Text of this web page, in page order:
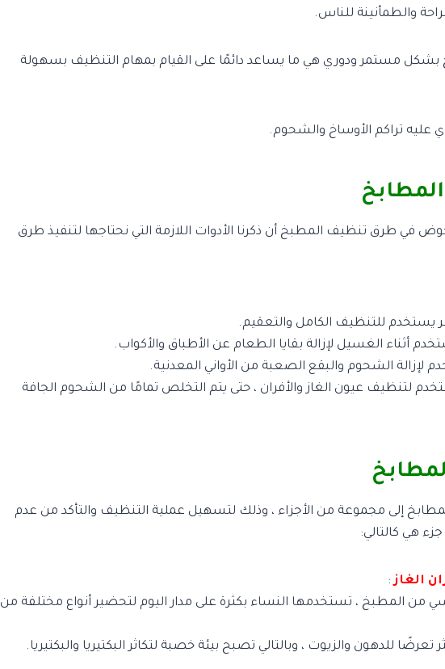
والطمأنينة للناس.
مستمر ودوري هي ما يساعد دائمًا على القيام بمهام التنظيف بسهولة
عليه تراكم الأوساخ والشحوم.
في طرق تنظيف المطبخ أن ذكرنا الأدوات اللازمة التي نحتاجها لتنفيذ طرق
للتنظيف الكامل والتعقيم.
أثناء الغسيل لإزالة بقايا الطعام عن الأطباق والأكواب.
لإزالة الشحوم والبقع الصعبة من الأواني المعدنية.
لتنظيف عيون الغاز والأفران ، حتى يتم التخلص تمامًا من الشحوم الجافة
إلى مجموعة من الأجزاء ، وذلك لتسهيل عملية التنظيف والتأكد من عدم
هي كالتالي:
الغاز:
من المطبخ ، تستخدمها النساء بكثرة على مدار اليوم لتحضير أنواع مختلفة من
تعرضًا للدهون والزيوت ، وبالتالي تصبح بيئة خصبة لتكاثر البكتيريا والبكتيريا.